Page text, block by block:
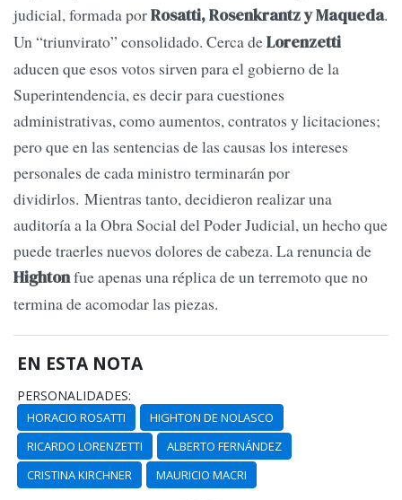
judicial, formada porRosatti, Rosenkrantz y Maqueda.
Un “triunvirato” consolidado. Cerca deLorenzetti
aducen que esos votos sirven para el gobierno de la
Superintendencia, es decir para cuestiones
administrativas, como aumentos, contratos y licitaciones;
pero que en las sentencias de las causas los intereses
personales de cada ministro terminarán por
dividirlos. Mientras tanto, decidieron realizar una
auditoría a la Obra Social del Poder Judicial, un hecho que
puede traerles nuevos dolores de cabeza. La renuncia de
Hightonfue apenas una réplica de un terremoto que no
termina de acomodar las piezas.
EN ESTA NOTA
PERSONALIDADES:
HORACIO ROSATTI
HIGHTON DE NOLASCO
RICARDO LORENZETTI
ALBERTO FERNÁNDEZ
CRISTINA KIRCHNER
MAURICIO MACRI